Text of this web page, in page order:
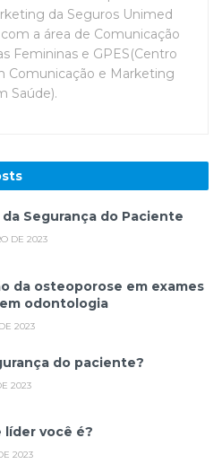
da Seguros Unimed
a área de Comunicação
Femininas e GPES(Centro
Comunicação e Marketing
Saúde).
Segurança do Paciente
DE 2023
da osteoporose em exames
odontologia
2023
do paciente?
2023
líder você é?
2023